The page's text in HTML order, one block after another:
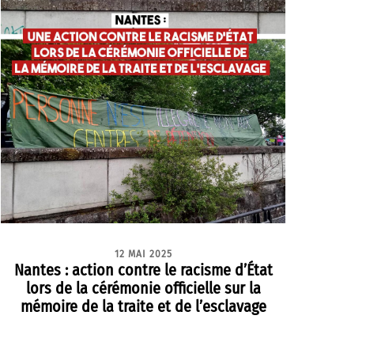
12 MAI 2025
Nantes : action contre le racisme d’État
lors de la cérémonie officielle sur la
mémoire de la traite et de l’esclavage